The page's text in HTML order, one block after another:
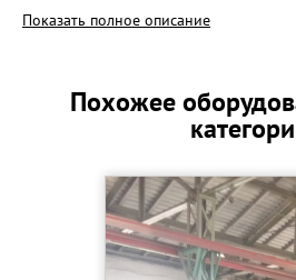
Станок новый!
Основные параметры станка
колес (0°) с отведенной задней
колес (0°) с задней стойкой (с
Наибольший диаметр нарезаемых
колес (30°), мм 1000
Наибольший диаметр нарезаемых
колес (45°), мм 600
Показать полное описание
Похожее